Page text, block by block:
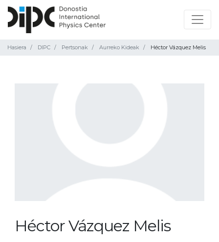
Hasiera DIPC Pertsonak Aurreko Kideak Héctor Vázquez Melis
Héctor Vázquez Melis